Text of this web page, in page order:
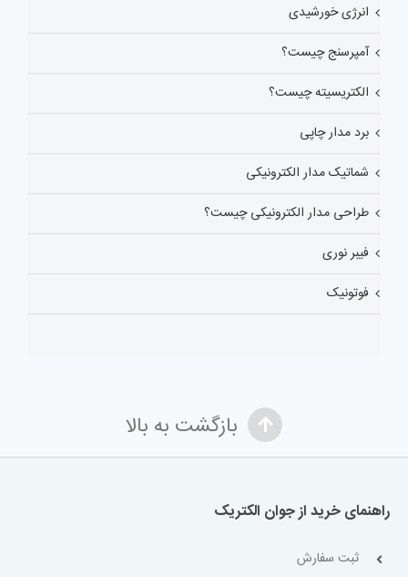
انرژی خورشیدی
آمپرسنج چیست؟
الکتریسیته چیست؟
برد مدار چاپی
شماتیک مدار الکترونیکی
طراحی مدار الکترونیکی چیست؟
فیبر نوری
فوتونیک
بازگشت به بالا
راهنمای خرید از جوان الکتریک
ثبت سفارش